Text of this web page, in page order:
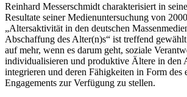
Reinhard Messerschmidt charakterisiert in
Resultate seiner Medienuntersuchung von
„Altersaktivität in den deutschen
Abschaffung des Alter(n)s“ ist treffend
auf mehr, wenn es darum geht, soziale
individualisieren und produktive Ältere in den
integrieren und deren Fähigkeiten in Form des
Engagements zur Verfügung zu stellen.